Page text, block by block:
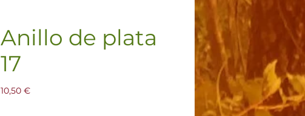
Anillo de plata
17
10,50 €Precio